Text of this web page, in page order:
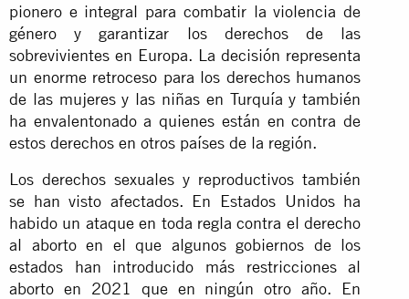
pionero e integral para combatir la violencia de
género y garantizar los derechos de las
sobrevivientes en Europa. La decisión representa
un enorme retroceso para los derechos humanos
de las mujeres y las niñas en Turquía y también
ha envalentonado a quienes están en contra de
estos derechos en otros países de la región.
Los derechos sexuales y reproductivos también
se han visto afectados. En Estados Unidos ha
habido un ataque en toda regla contra el derecho
al aborto en el que algunos gobiernos de los
estados han introducido más restricciones al
aborto en 2021 que en ningún otro año. En